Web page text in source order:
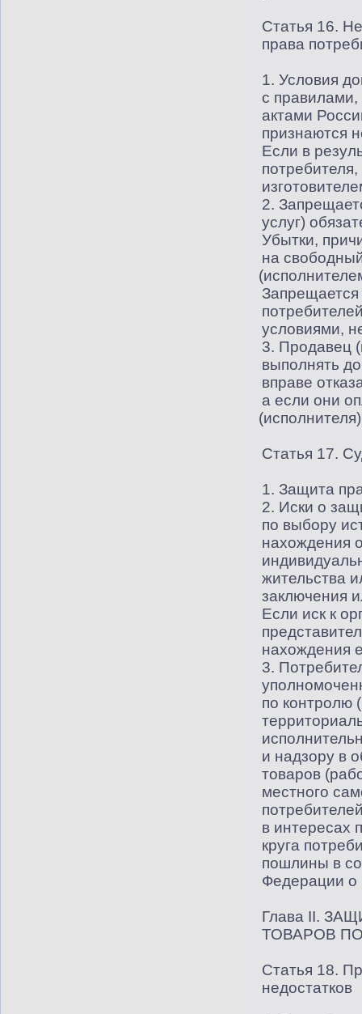
Статья 16.
права
1. Условия
с
актами
признаются
Если в
2.
услуг)
Убытки,
на
(
Запрещается
условиями,
3. Продавец (
выполнять
вправе
а если они
(
Статья 17.
1. Защита
2. Иски о
по выбору
нахождения
жительства
заключения
Если иск к
нахождения
3.
по контролю (
и надзору в
товаров (
местного
в интересах
круга
пошлины в
Федерации о
Глава II.
ТОВАРОВ
Статья 18.
недостатков